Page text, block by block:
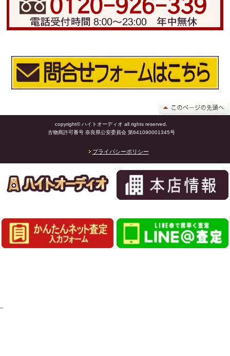
copyright© ハイトオーディオ all rights reserved.
古物商許可番号 奈良県公安委員会 第641090001345号
プライバシーポリシー